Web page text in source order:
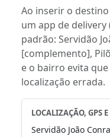
Ao inserir o
um app de delivery
padrão: Servidão
[complemento],
e o bairro evita
localização errada.
LOCALIZAÇÃO, GPS
Servidão João